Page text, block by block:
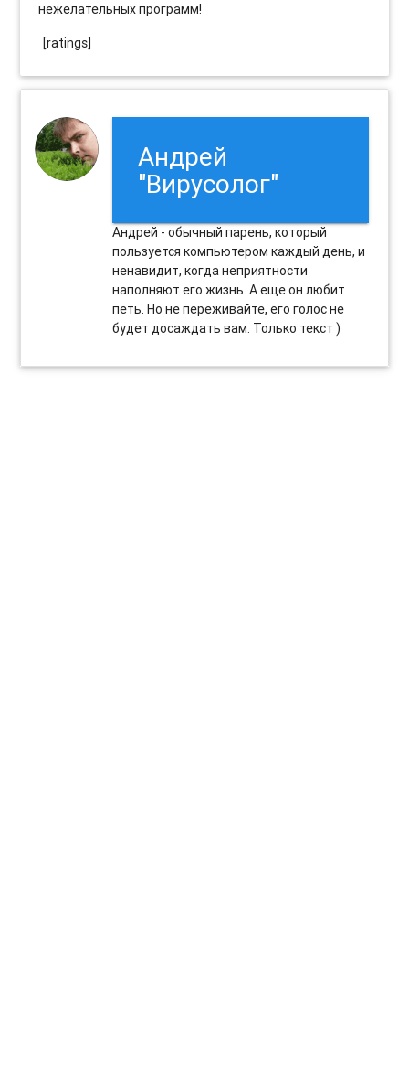
нежелательных программ!
[ratings]
Андрей
"Вирусолог"
Андрей - обычный парень, который
пользуется компьютером каждый день, и
ненавидит, когда неприятности
наполняют его жизнь. А еще он любит
петь. Но не переживайте, его голос не
будет досаждать вам. Только текст )